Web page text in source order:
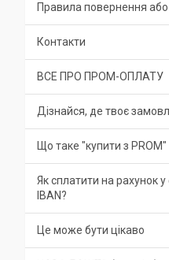
Правила повернення або
Контакти
ВСЕ ПРО ПРОМ-ОПЛАТУ
Дізнайся, де твоє
Що таке "купити з PROM"
Як сплатити на рахунок
IBAN?
Це може бути цікаво